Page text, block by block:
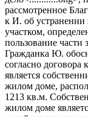
рассмотренное
к И. об устранении
участком,
пользование части
Гражданка Ю.
согласно
является
жилом доме,
1213 кв.м.
жилом доме